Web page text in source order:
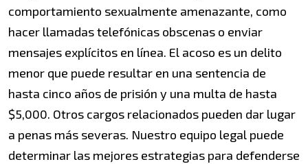
comportamiento sexualmente amenazante, como
hacer llamadas telefónicas obscenas o enviar
mensajes explícitos en línea. El acoso es un delito
menor que puede resultar en una sentencia de
hasta cinco años de prisión y una multa de hasta
$5,000. Otros cargos relacionados pueden dar lugar
a penas más severas. Nuestro equipo legal puede
determinar las mejores estrategias para defenderse